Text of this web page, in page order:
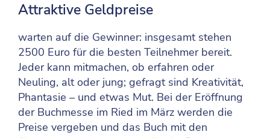
Attraktive Geldpreise
warten auf die Gewinner: insgesamt stehen
2500 Euro für die besten Teilnehmer bereit.
Jeder kann mitmachen, ob erfahren oder
Neuling, alt oder jung; gefragt sind Kreativität,
Phantasie – und etwas Mut. Bei der Eröffnung
der Buchmesse im Ried im März werden die
Preise vergeben und das Buch mit den